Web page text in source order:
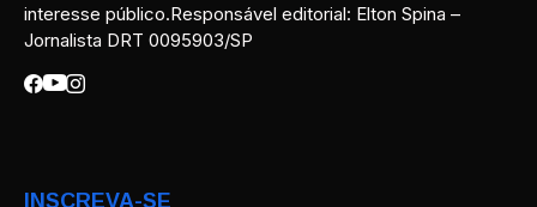
interesse público.Responsável editorial: Elton Spina –
Jornalista DRT 0095903/SP
INSCREVA-SE